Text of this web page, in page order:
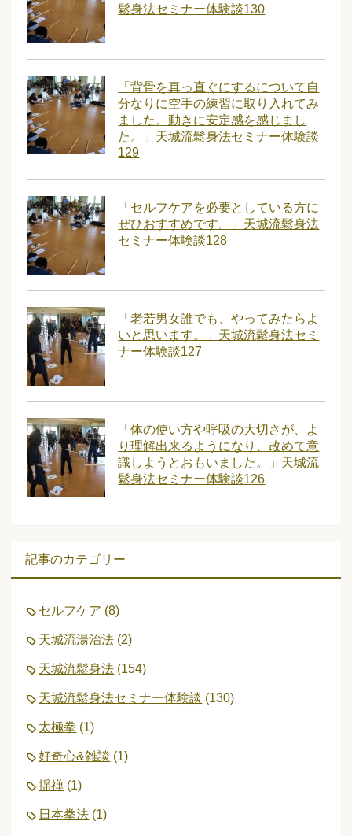
鬆身法セミナー体験談130
「背骨を真っ直ぐにするについて自
分なりに空手の練習に取り入れてみ
ました。動きに安定感を感じまし
た。」天城流鬆身法セミナー体験談
129
「セルフケアを必要としている方に
ぜひおすすめです。」天城流鬆身法
セミナー体験談128
「老若男女誰でも、やってみたらよ
いと思います。」天城流鬆身法セミ
ナー体験談127
「体の使い方や呼吸の大切さが、よ
り理解出来るようになり、改めて意
識しようとおもいました。」天城流
鬆身法セミナー体験談126
記事のカテゴリー
セルフケア (8)
天城流湯治法 (2)
天城流鬆身法 (154)
天城流鬆身法セミナー体験談 (130)
太極拳 (1)
好奇心&雑談 (1)
揺禅 (1)
日本拳法 (1)